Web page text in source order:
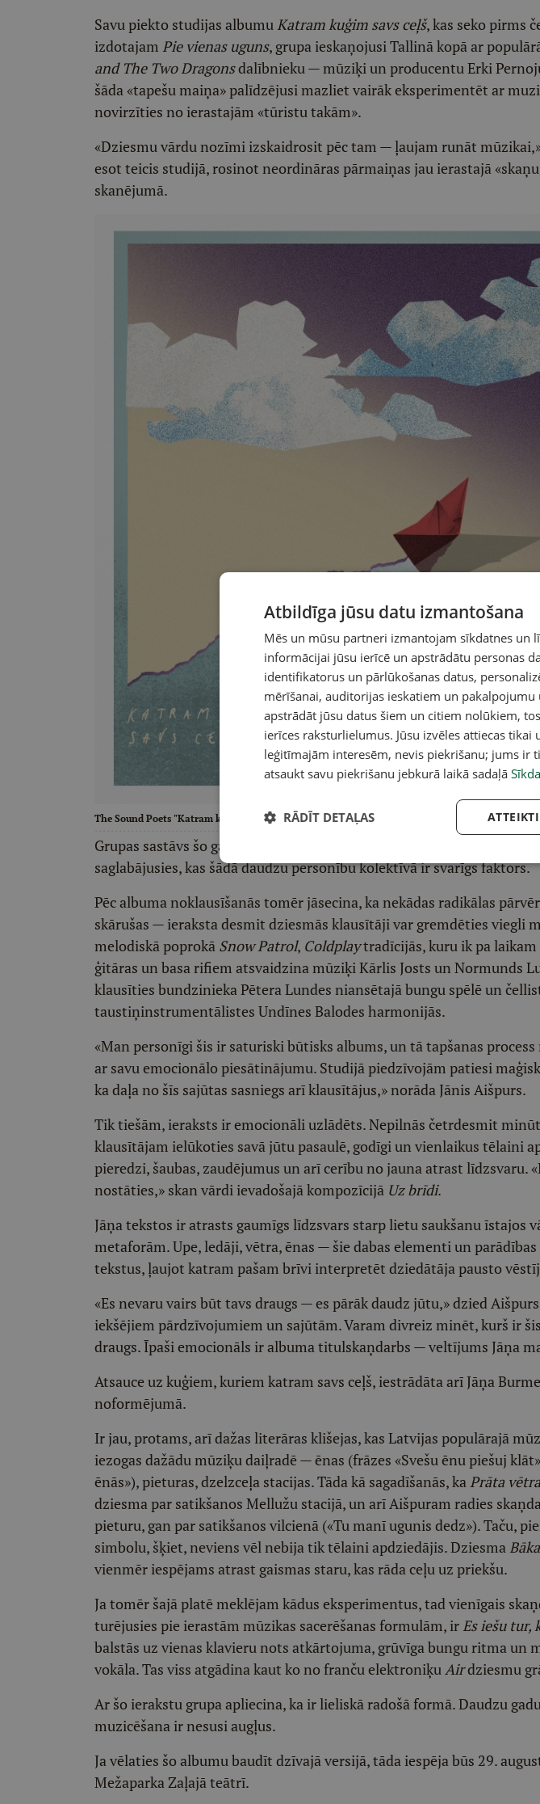
Savu piekto studijas albumuKatram kuģim savs ceļš, kas seko pirms
izdotajam Pie vienas uguns, grupa ieskaņojusi Tallinā kopā ar
and The Two Dragonsdalībnieku — mūziķi un producentu Erki
šāda «tapešu maiņa» palīdzējusi mazliet vairāk eksperimentēt ar
novirzīties no ierastajām «tūristu takām».
«Dziesmu vārdu nozīmi izskaidrosit pēc tam — ļaujam runāt
esot teicis studijā, rosinot neordināras pārmaiņas jau ierastajā
skanējumā.
The Sound Poets "Katram kuģim savs ceļš".
Grupas sastāvs šo gadu laikā nav mainījies, tāpēc arī savstarpējā
saglabājusies, kas šādā daudzu personību kolektīvā ir svarīgs faktors.
Pēc albuma noklausīšanās tomēr jāsecina, ka nekādas radikālas
skārušas — ieraksta desmit dziesmās klausītāji var gremdēties viegli
melodiskā poprokā Snow Patrol, Coldplaytradīcijās, kuru ik pa
ģitāras un basa rifiem atsvaidzina mūziķi Kārlis Josts un Normunds
klausīties bundzinieka Pētera Lundes niansētajā bungu spēlē un
taustiņinstrumentālistes Undīnes Balodes harmonijās.
«Man personīgi šis ir saturiski būtisks albums, un tā tapšanas
ar savu emocionālo piesātinājumu. Studijā piedzīvojām patiesi
ka daļa no šīs sajūtas sasniegs arī klausītājus,» norāda Jānis Aišpurs.
Tik tiešām, ieraksts ir emocionāli uzlādēts. Nepilnās četrdesmit
klausītājam ielūkoties savā jūtu pasaulē, godīgi un vienlaikus tēlaini
pieredzi, šaubas, zaudējumus un arī cerību no jauna atrast līdzsvaru.
nostāties,» skan vārdi ievadošajā kompozīcijā Uz brīdi.
Jāņa tekstos ir atrasts gaumīgs līdzsvars starp lietu saukšanu īstajos
metaforām. Upe, ledāji, vētra, ēnas — šie dabas elementi un
tekstus, ļaujot katram pašam brīvi interpretēt dziedātāja pausto
«Es nevaru vairs būt tavs draugs — es pārāk daudz jūtu,» dzied
iekšējiem pārdzīvojumiem un sajūtām. Varam divreiz minēt, kurš ir
draugs. Īpaši emocionāls ir albuma titulskaņdarbs — veltījums Jāņa
Atsauce uz kuģiem, kuriem katram savs ceļš, iestrādāta arī Jāņa
noformējumā.
Ir jau, protams, arī dažas literāras klišejas, kas Latvijas populārajā
iezogas dažādu mūziķu daiļradē — ēnas (frāzes «Svešu ēnu piešuj
ēnās»), pieturas, dzelzceļa stacijas. Tāda kā sagadīšanās, kaPrāta
dziesma par satikšanos Mellužu stacijā, un arī Aišpuram radies
pieturu, gan par satikšanos vilcienā («Tu manī ugunis dedz»). Taču,
simbolu, šķiet, neviens vēl nebija tik tēlaini apdziedājis. DziesmaBāka
vienmēr iespējams atrast gaismas staru, kas rāda ceļu uz priekšu.
Ja tomēr šajā platē meklējam kādus eksperimentus, tad vienīgais
turējusies pie ierastām mūzikas sacerēšanas formulām, irEs iešu tur,
balstās uz vienas klavieru nots atkārtojuma, grūvīga bungu ritma un
vokāla. Tas viss atgādina kaut ko no franču elektroniķuAirdziesmu
Ar šo ierakstu grupa apliecina, ka ir lieliskā radošā formā. Daudzu
muzicēšana ir nesusi augļus.
Ja vēlaties šo albumu baudīt dzīvajā versijā, tāda iespēja būs 29.
Mežaparka Zaļajā teātrī.
Atbildīga jūsu datu izmantošana
Mēs un mūsu partneri izmantojam sīkdatnes un
informācijai jūsu ierīcē un apstrādātu personas
identifikatorus un pārlūkošanas datus,
mērīšanai, auditorijas ieskatiem un pakalpojumu
apstrādāt jūsu datus šiem un citiem nolūkiem,
ierīces raksturlielumus. Jūsu izvēles attiecas
leģitīmajām interesēm, nevis piekrišanu; jums ir
atsaukt savu piekrišanu jebkurā laikā sadaļā
RĀDĪT DETAĻAS